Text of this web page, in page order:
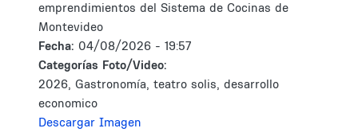
emprendimientos del Sistema de Cocinas de
Montevideo
Fecha: 04/08/2026 - 19:57
Categorías Foto/Video:
2026, Gastronomía, teatro solis, desarrollo
economico
Descargar Imagen